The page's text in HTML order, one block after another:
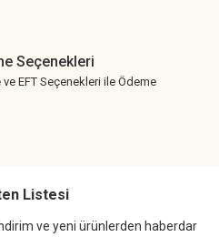
Seçenekleri
ve EFT Seçenekleri ile Ödeme
Listesi
ve yeni ürünlerden haberdar